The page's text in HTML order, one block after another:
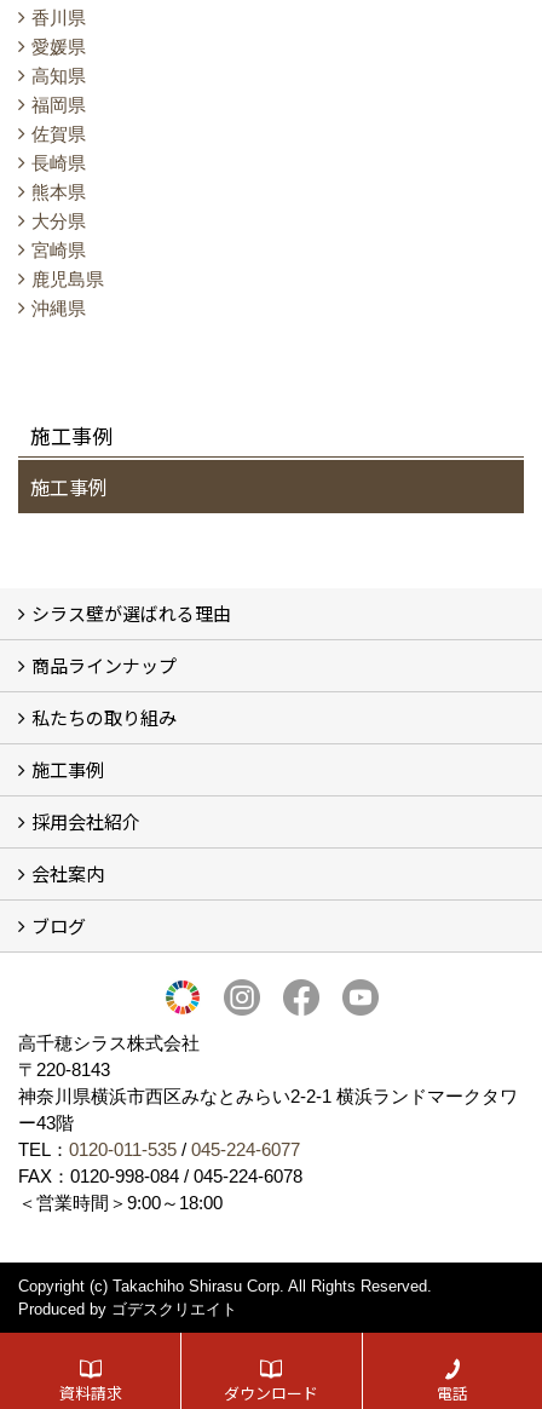
香川県
愛媛県
高知県
福岡県
佐賀県
長崎県
熊本県
大分県
宮崎県
鹿児島県
沖縄県
施工事例
施工事例
シラス壁が選ばれる理由
シラスストーリー
こだわり
シラス壁の驚くべき性能
商品ラインナップ
一覧
内装仕上げ材
外装仕上げ材
舗装材
水性無機高分子系ハイブリッド型塗料
エコリフォーム
消臭壁紙
Q&A
資料PDF
私たちの取り組み
SDGs、GHGへの取り組み (2)
マグマシラス米
特別対談 (2)
高千穂シラス解説ムービー
研究プロジェクト (4)
プロジェクト (3)
施工事例
施工事例
お客様からのお便り
採用会社紹介
採用会社紹介
「鏝人の会」左官店のご紹介
会社案内
会社概要・沿革
代表の実績
製造紹介
ショールーム
アクセス
採用情報
バナーダウンロード
プライバシーポリシー
Takachiho Shirasu Global Site
LINE公式アカウント
ブログ
高千穂シラス株式会社
〒220-8143
神奈川県横浜市西区みなとみらい2‐2‐1 横浜ランドマークタワ
ー43階
TEL： 0120-011-535 / 045-224-6077
FAX：0120-998-084 / 045-224-6078
＜営業時間＞9:00～18:00
Copyright (c) Takachiho Shirasu Corp. All Rights Reserved.
Produced by ゴデスクリエイト
資料請求 ダウンロード 電話